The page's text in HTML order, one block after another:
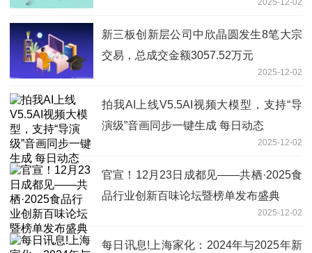
新三板创新层公司中欣晶圆发生8笔大宗
交易，总成交金额3057.52万元
2025-12-02
拍我AI上线V5.5AI视频大模型，支持“导
演级”音画同步一键生成 每日动态
2025-12-02
官宣！12月23日成都见——共栖·2025食
品行业创新百味论坛暨榜单发布盛典
2025-12-02
每日讯息!上海家化：2024年与2025年新